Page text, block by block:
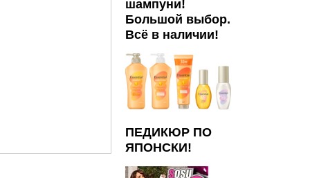
шампуни!
Большой выбор.
Всё в наличии!
ПЕДИКЮР ПО
ЯПОНСКИ!